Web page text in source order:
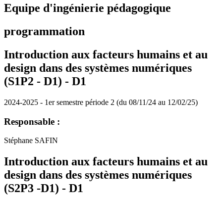
Equipe d'ingénierie pédagogique
programmation
Introduction aux facteurs humains et au
design dans des systèmes numériques
(S1P2 - D1) - D1
2024-2025 - 1er semestre période 2 (du 08/11/24 au 12/02/25)
Responsable :
Stéphane SAFIN
Introduction aux facteurs humains et au
design dans des systèmes numériques
(S2P3 -D1) - D1